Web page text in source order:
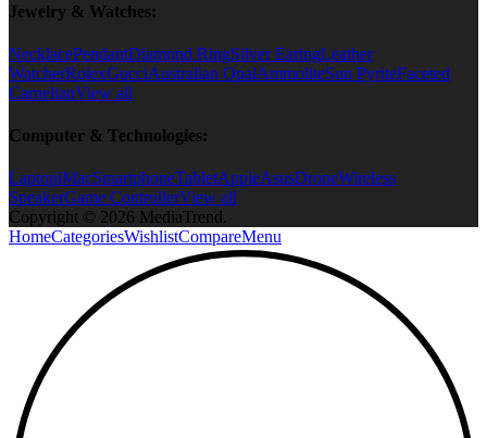
Jewelry & Watches:
NecklacePendantDiamond RingSilver EaringLeather
WatcherRolexGucciAustralian OpalAmmoliteSun PyriteFaceted
CarnelianView all
Computer & Technologies:
LaptopiMacSmartphoneTabletAppleAsusDroneWireless
SpeakerGame ControllerView all
Copyright © 2026 MediaTrend.
HomeCategoriesWishlistCompareMenu